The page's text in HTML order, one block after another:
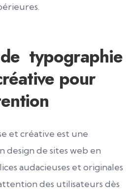
typographie
pour
et créative est une
design de sites web en
audacieuses et originales
des utilisateurs dès